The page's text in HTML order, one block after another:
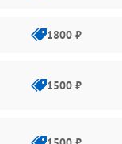
1800 ₽
1500 ₽